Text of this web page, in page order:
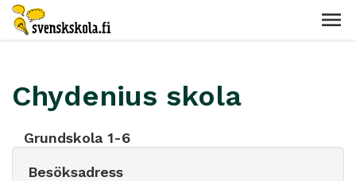
Chydenius skola
Grundskola 1-6
Besöksadress